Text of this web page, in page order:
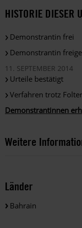
HISTORIE DIESER
Demonstrantin frei
Demonstrantin
11. SEPTEMBER 2014
Urteile bestätigt
Verfahren trotz
Demonstrantinnen
Weitere
Länder
Bahrain